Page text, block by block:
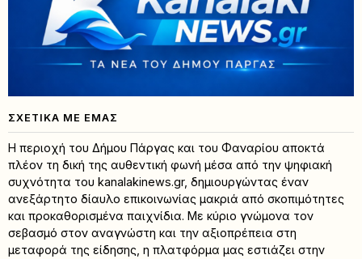
ΣΧΕΤΙΚΆ ΜΕ ΕΜΆΣ
Η περιοχή του Δήμου Πάργας και του Φαναρίου αποκτά
πλέον τη δική της αυθεντική φωνή μέσα από την ψηφιακή
συχνότητα του kanalakinews.gr, δημιουργώντας έναν
ανεξάρτητο δίαυλο επικοινωνίας μακριά από σκοπιμότητες
και προκαθορισμένα παιχνίδια. Με κύριο γνώμονα τον
σεβασμό στον αναγνώστη και την αξιοπρέπεια στη
μεταφορά της είδησης, η πλατφόρμα μας εστιάζει στην